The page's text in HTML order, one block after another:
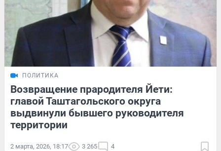
ПОЛИТИКА
Возвращение прародителя Йети:
главой Таштагольского округа
выдвинули бывшего руководителя
территории
2 марта, 2026, 18:17 3 265 4